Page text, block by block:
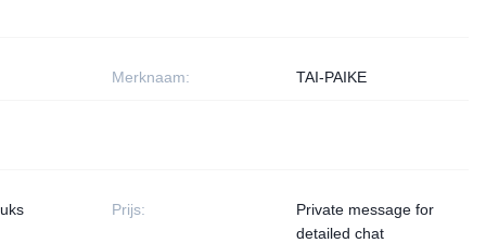
Merknaam: TAI-PAIKE
Prijs:
Private message for
detailed chat